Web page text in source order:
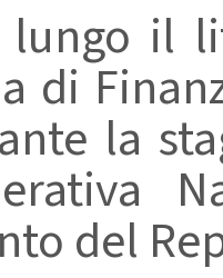
lungo il
di
la
del